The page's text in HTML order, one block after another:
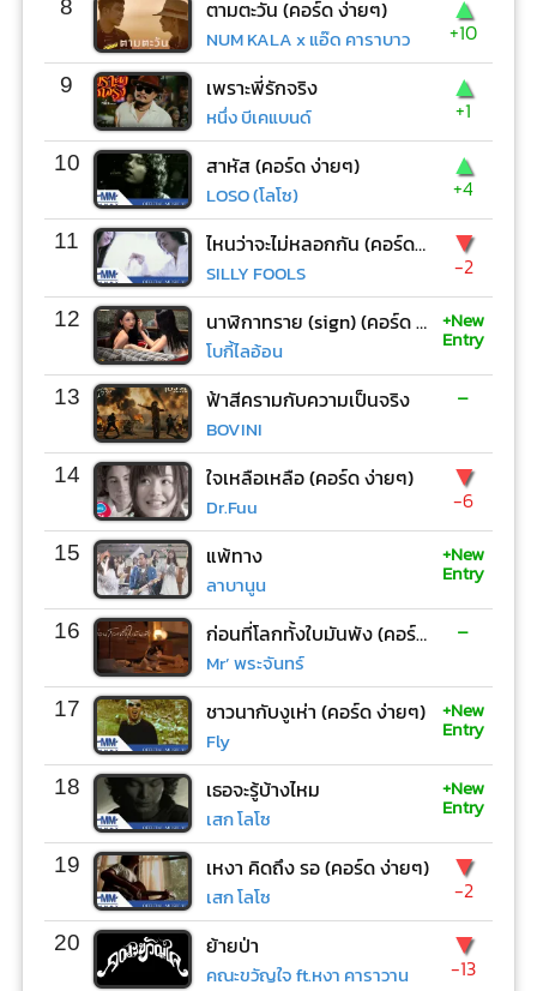
8 ตามตะวัน (คอร์ด ง่ายๆ)
NUM KALA x แอ๊ด คาราบาว +10
9 เพราะพี่รักจริง
หนึ่ง บีเคแบนด์
▲
+1
10 สาหัส (คอร์ด ง่ายๆ)
LOSO (โลโซ)
▲
+4
11 ไหนว่าจะไม่หลอกกัน (คอร์ด ง่ายๆ)
SILLY FOOLS
▼
-2
12 นาฬิกาทราย (sign) (คอร์ด ง่ายๆ)
โบกี้ไลอ้อน
+New
Entry
13 ฟ้าสีครามกับความเป็นจริง
BOVINI
-
14 ใจเหลือเหลือ (คอร์ด ง่ายๆ)
Dr.Fuu
▼
-6
15 แพ้ทาง
ลาบานูน
+New
Entry
16 ก่อนที่โลกทั้งใบมันพัง (คอร์ด ง่ายๆ)
Mr’ พระจันทร์
-
17 ชาวนากับงูเห่า (คอร์ด ง่ายๆ)
Fly
+New
Entry
18 เธอจะรู้บ้างไหม
เสก โลโซ
+New
Entry
19 เหงา คิดถึง รอ (คอร์ด ง่ายๆ)
เสก โลโซ
▼
-2
20 ย้ายป่า
คณะขวัญใจ ft.หงา คาราวาน
▼
-13